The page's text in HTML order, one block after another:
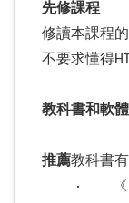
先修課程
修讀本課程
不要求懂得
教科書和軟
推薦教科書有
· 《自